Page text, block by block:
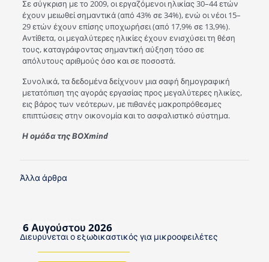
Σε σύγκριση με το 2009, οι εργαζόμενοι ηλικίας 30–44 ετών
έχουν μειωθεί σημαντικά (από 43% σε 34%), ενώ οι νέοι 15–
29 ετών έχουν επίσης υποχωρήσει (από 17,9% σε 13,9%).
Αντίθετα, οι μεγαλύτερες ηλικίες έχουν ενισχύσει τη θέση
τους, καταγράφοντας σημαντική αύξηση τόσο σε
απόλυτους αριθμούς όσο και σε ποσοστά.
Συνολικά, τα δεδομένα δείχνουν μια σαφή δημογραφική
μετατόπιση της αγοράς εργασίας προς μεγαλύτερες ηλικίες,
εις βάρος των νεότερων, με πιθανές μακροπρόθεσμες
επιπτώσεις στην οικονομία και το ασφαλιστικό σύστημα.
Η ομάδα της ΒΟΧmind
Άλλα άρθρα
6 Αυγούστου 2026
Διευρύνεται ο εξωδικαστικός για μικροοφειλέτες